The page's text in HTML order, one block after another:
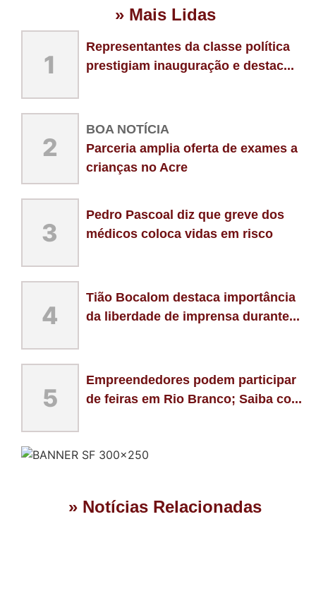
» Mais Lidas
1
Representantes da classe política
prestigiam inauguração e destac...
2
BOA NOTÍCIA
Parceria amplia oferta de exames a
crianças no Acre
3
Pedro Pascoal diz que greve dos
médicos coloca vidas em risco
4
Tião Bocalom destaca importância
da liberdade de imprensa durante...
5
Empreendedores podem participar
de feiras em Rio Branco; Saiba co...
» Notícias Relacionadas